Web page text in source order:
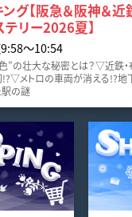
グ【阪急＆阪神＆近
リー2026夏】
〜10:54
の壮大な秘密とは？▽近鉄・
メトロの車両が消える!?地
の謎